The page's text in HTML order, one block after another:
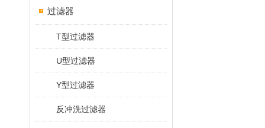
过滤器
T型过滤器
U型过滤器
Y型过滤器
反冲洗过滤器